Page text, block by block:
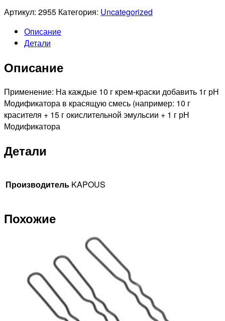
Артикул: 2955 Категория: Uncategorized
Описание
Детали
Описание
Применение: На каждые 10 г крем-краски добавить 1г рН
Модификатора в красящую смесь (например: 10 г
красителя + 15 г окислительной эмульсии + 1 г рН
Модификатора
Детали
Производитель KAPOUS
Похожие